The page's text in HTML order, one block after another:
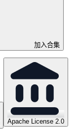
加入合集
Apache License 2.0